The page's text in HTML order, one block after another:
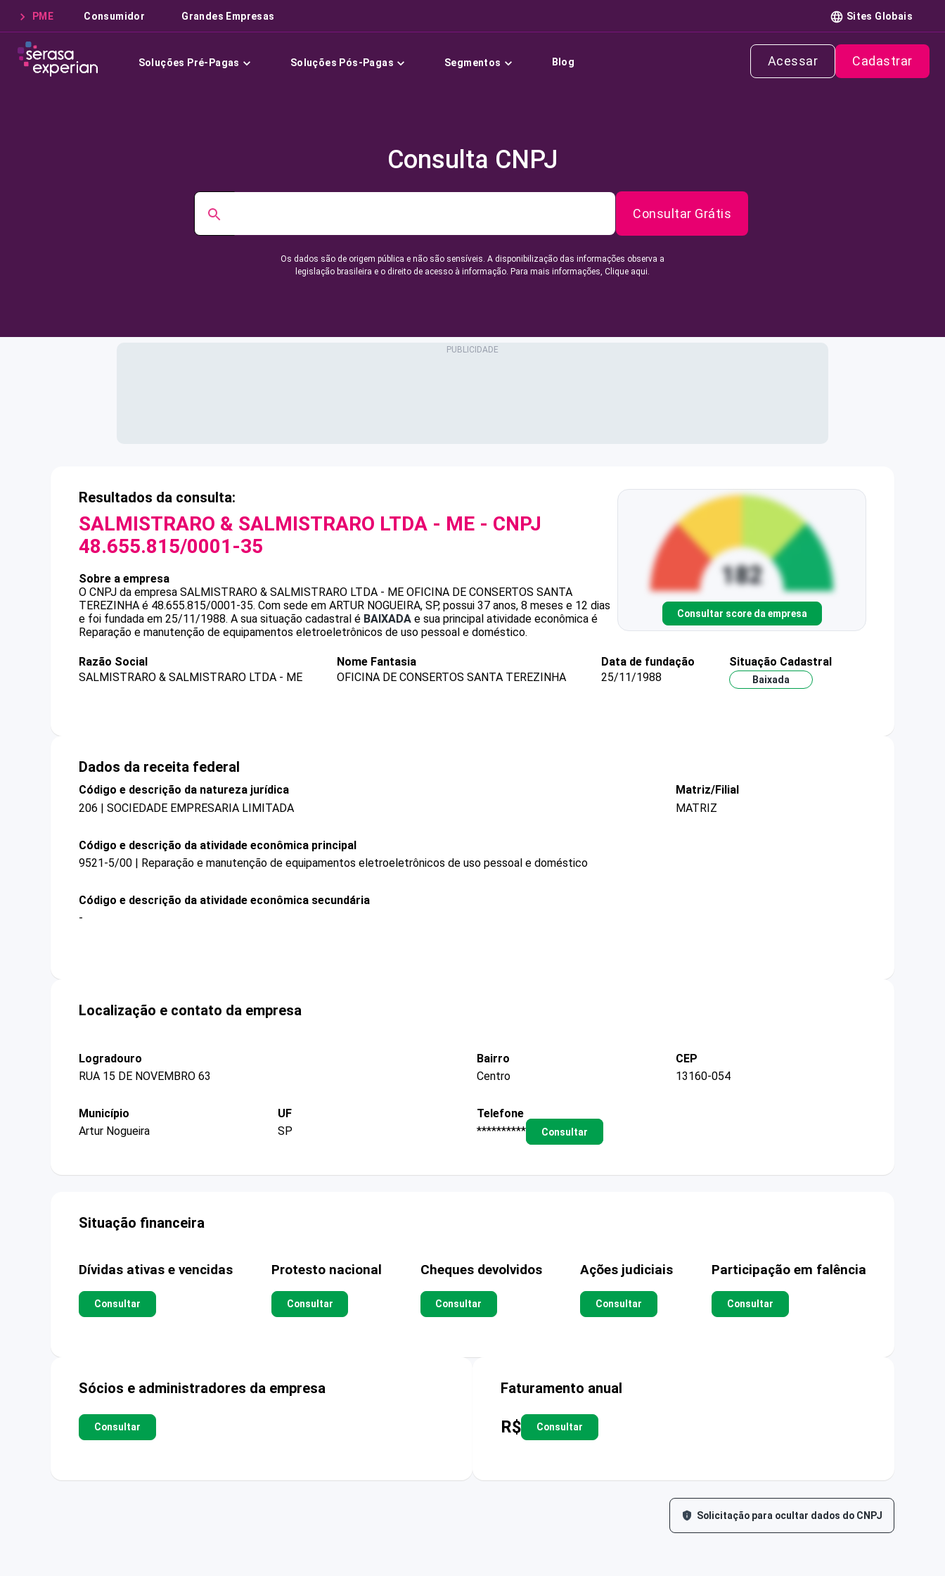
PME Consumidor Grandes Empresas Sites Globais
Soluções Pré-Pagas Soluções Pós-Pagas Segmentos Blog Acessar Cadastrar
Consulta CNPJ
Consultar Grátis
Os dados são de origem pública e não são sensíveis. A disponibilização das informações observa a
legislação brasileira e o direito de acesso à informação. Para mais informações, Clique aqui.
Resultados da consulta:
SALMISTRARO & SALMISTRARO LTDA - ME - CNPJ
48.655.815/0001-35
Sobre a empresa
O CNPJ da empresa SALMISTRARO & SALMISTRARO LTDA - ME OFICINA DE CONSERTOS SANTA
TEREZINHA é 48.655.815/0001-35. Com sede em ARTUR NOGUEIRA, SP, possui 37 anos, 8 meses e 12 dias
e foi fundada em 25/11/1988. A sua situação cadastral é BAIXADA e sua principal atividade econômica é
Reparação e manutenção de equipamentos eletroeletrônicos de uso pessoal e doméstico.
Consultar score da empresa
Razão Social
SALMISTRARO & SALMISTRARO LTDA - ME
Nome Fantasia
OFICINA DE CONSERTOS SANTA TEREZINHA
Data de fundação
25/11/1988
Situação Cadastral
Baixada
Dados da receita federal
Código e descrição da natureza jurídica
206 | SOCIEDADE EMPRESARIA LIMITADA
Matriz/Filial
MATRIZ
Código e descrição da atividade econômica principal
9521-5/00 | Reparação e manutenção de equipamentos eletroeletrônicos de uso pessoal e doméstico
Código e descrição da atividade econômica secundária
-
Localização e contato da empresa
Logradouro
RUA 15 DE NOVEMBRO 63
Bairro
Centro
CEP
13160-054
Município
Artur Nogueira
UF
SP
Telefone
**********
Consultar
Situação financeira
Dívidas ativas e vencidas
Consultar
Protesto nacional
Consultar
Cheques devolvidos
Consultar
Ações judiciais
Consultar
Participação em falência
Consultar
Sócios e administradores da empresa
Consultar
Faturamento anual
R$ Consultar
Solicitação para ocultar dados do CNPJ